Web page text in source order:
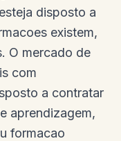
disposto a
existem,
O mercado de
com
a contratar
aprendizagem,
formacao